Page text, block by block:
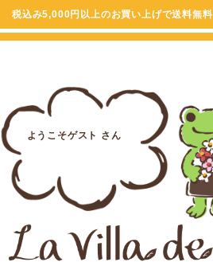
税込み5,000円以上のお買い上げで送料無料
ようこそゲスト さん